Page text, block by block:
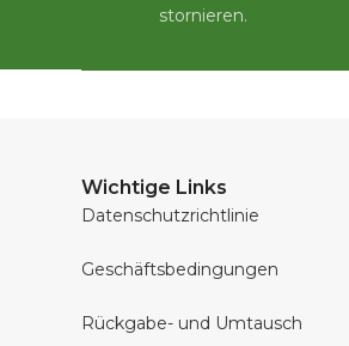
stornieren.
Wichtige Links
Datenschutzrichtlinie
Geschäftsbedingungen
Rückgabe- und Umtausch